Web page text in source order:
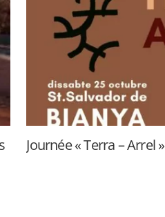
Journée « Terra – Arrel »